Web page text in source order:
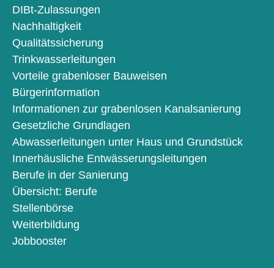
DIBt-Zulassungen
Nachhaltigkeit
Qualitätssicherung
Trinkwasserleitungen
Vorteile grabenloser Bauweisen
Bürgerinformation
Informationen zur grabenlosen Kanalsanierung
Gesetzliche Grundlagen
Abwasserleitungen unter Haus und Grundstück
Innerhäusliche Entwässerungsleitungen
Berufe in der Sanierung
Übersicht: Berufe
Stellenbörse
Weiterbildung
Jobbooster